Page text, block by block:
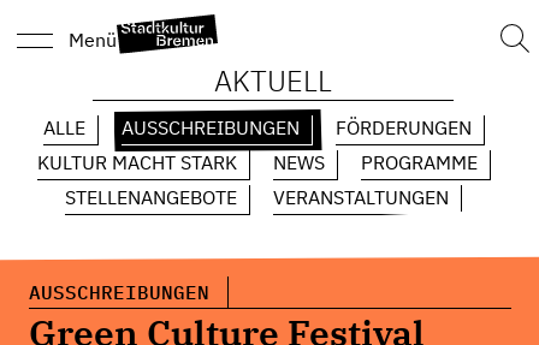
Menü
AKTUELL
ALLE AUSSCHREIBUNGEN
FÖRDERUNGEN
KULTUR MACHT STARK
NEWS
PROGRAMME
STELLENANGEBOTE
VERANSTALTUNGEN
AUSSCHREIBUNGEN
Green Culture Festival